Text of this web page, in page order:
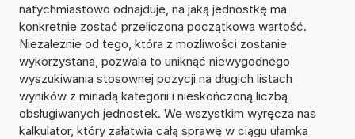
natychmiastowo odnajduje, na jaką jednostkę ma
konkretnie zostać przeliczona początkowa wartość.
Niezależnie od tego, która z możliwości zostanie
wykorzystana, pozwala to uniknąć niewygodnego
wyszukiwania stosownej pozycji na długich listach
wyników z miriadą kategorii i nieskończoną liczbą
obsługiwanych jednostek. We wszystkim wyręcza nas
kalkulator, który załatwia całą sprawę w ciągu ułamka